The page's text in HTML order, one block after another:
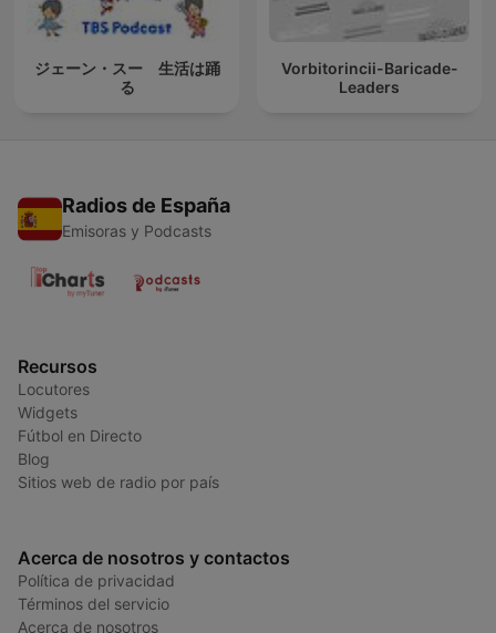
ジェーン・スー 生活は踊
る
Vorbitorincii-Baricade-
Leaders
Radios de España
Emisoras y Podcasts
Recursos
Locutores
Widgets
Fútbol en Directo
Blog
Sitios web de radio por país
Acerca de nosotros y contactos
Política de privacidad
Términos del servicio
Acerca de nosotros